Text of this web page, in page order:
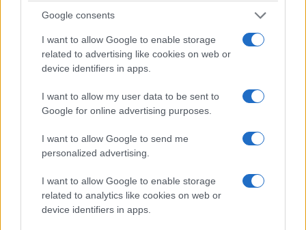
Google consents
I want to allow Google to enable storage
related to advertising like cookies on web or
device identifiers in apps.
I want to allow my user data to be sent to
Google for online advertising purposes.
I want to allow Google to send me
personalized advertising.
I want to allow Google to enable storage
related to analytics like cookies on web or
device identifiers in apps.
Ορμούζ: «Ναι» από Ιράν και Ομάν, αλλά όχι
άνοιγμα – Οι τρεις όροι προς τις ΗΠΑ
6/08/2026 - 8:23μμ